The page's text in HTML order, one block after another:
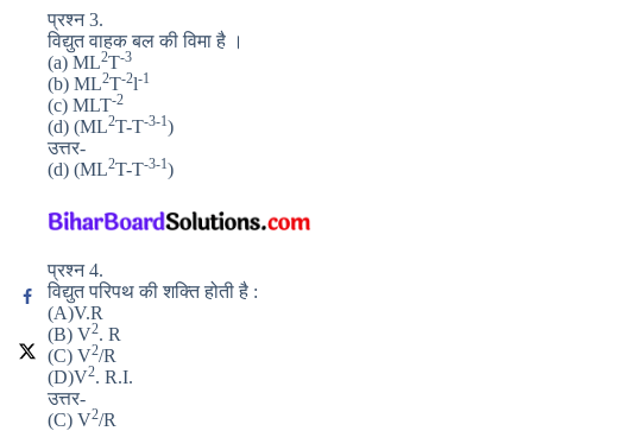
प्रश्न 3.
विद्युत वाहक बल की विमा है ।
(a) ML2T-3
(b) ML2T-2l-1
(c) MLT-2
(d) (ML2T-T-3-1)
उत्तर-
(d) (ML2T-T-3-1)
प्रश्न 4.
विद्युत परिपथ की शक्ति होती है :
(A)V.R
(B) V2. R
(C) V2/R
(D)V2. R.I.
उत्तर-
(C) V2/R